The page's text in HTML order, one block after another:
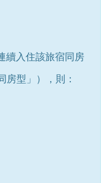
續入住該旅宿同房
房型」），則：